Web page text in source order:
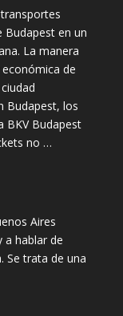
Budapest en un
La manera
de
Budapest, los
BKV Budapest
no …
Aires
a hablar de
Se trata de una